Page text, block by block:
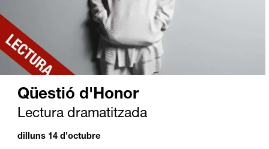
Qüestió d'Honor
Lectura dramatitzada
dilluns 14 d’octubre